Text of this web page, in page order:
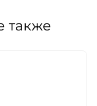
также